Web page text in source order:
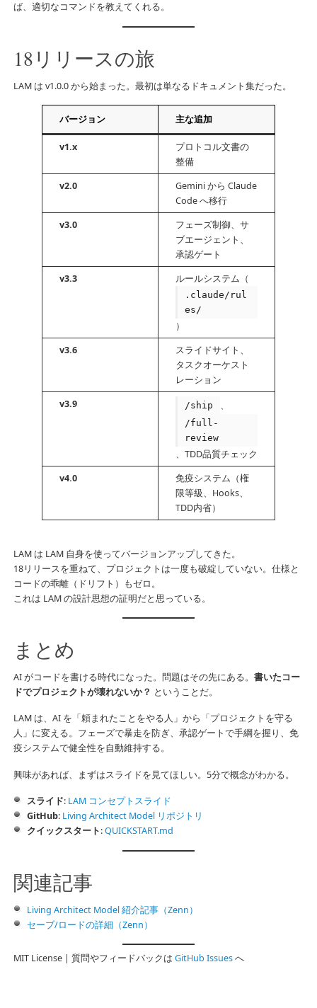
ば、適切なコマンドを教えてくれる。
18リリースの旅
LAM は v1.0.0 から始まった。最初は単なるドキュメント集だった。
バージョン 主な追加
v1.x
プロトコル文書の
整備
v2.0
Gemini から Claude
Code へ移行
v3.0
フェーズ制御、サ
ブエージェント、
承認ゲート
v3.3
ルールシステム（
.claude/rul
es/
）
v3.6
スライドサイト、
タスクオーケスト
レーション
v3.9
/ship 、
/full-
review
、TDD品質チェック
v4.0
免疫システム（権
限等級、Hooks、
TDD内省）
LAM は LAM 自身を使ってバージョンアップしてきた。
18リリースを重ねて、プロジェクトは一度も破綻していない。仕様と
コードの乖離（ドリフト）もゼロ。
これは LAM の設計思想の証明だと思っている。
まとめ
AI がコードを書ける時代になった。問題はその先にある。 書いたコー
ドでプロジェクトが壊れないか？ ということだ。
LAM は、AI を「頼まれたことをやる人」から「プロジェクトを守る
人」に変える。フェーズで暴走を防ぎ、承認ゲートで手綱を握り、免
疫システムで健全性を自動維持する。
興味があれば、まずはスライドを見てほしい。5分で概念がわかる。
スライド: LAM コンセプトスライド
GitHub: Living Architect Model リポジトリ
クイックスタート:QUICKSTART.md
関連記事
Living Architect Model 紹介記事（Zenn）
セーブ/ロードの詳細（Zenn）
MIT License | 質問やフィードバックは GitHub Issuesへ